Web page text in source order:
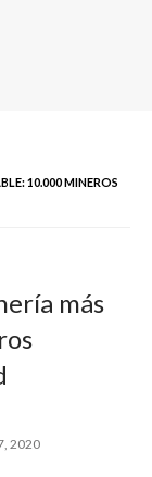
10.000 MINEROS
más
2020